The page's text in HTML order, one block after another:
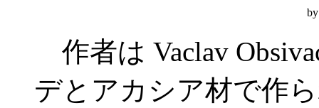
作者は Vaclav
デとアカシア材で作